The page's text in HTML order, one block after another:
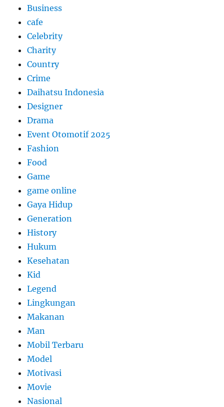
Business
cafe
Celebrity
Charity
Country
Crime
Daihatsu Indonesia
Designer
Drama
Event Otomotif 2025
Fashion
Food
Game
game online
Gaya Hidup
Generation
History
Hukum
Kesehatan
Kid
Legend
Lingkungan
Makanan
Man
Mobil Terbaru
Model
Motivasi
Movie
Nasional